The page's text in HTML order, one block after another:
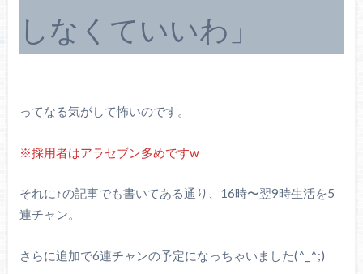
しなくていいわ」
ってなる気がして怖いのです。
※採用者はアラセブン多めですw
それに↑の記事でも書いてある通り、16時〜翌9時生活を5
連チャン。
さらに追加で6連チャンの予定になっちゃいました(^_^;)